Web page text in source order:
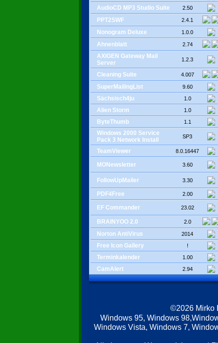
AudioCD MP3 Studio Suite 2.50
PPT2SWF 2.4.1
Nonogram Deluxe 1.0.0
Ahnenblatt 2.74
AXIGEN Gateway Mail
Server
1.2.3
Cleaning Suite 4.007
SuperMailingList 9.60
Sächsisch4ju 1.0
Alien Storm 1.0
ByteThumb 1.1
Windows 2000 Service
Pack 3 Network Install
SP3
TeamViewer 8.0.16447
MONewsletter 3.60
FollowUpMailer 3.30
PDF4Free 2.00
EF Commander 23.02
BRAINYOO 2.0 2.0
Norton AntiVirus 2014
Free Icon Gallery !
Terminkalender 1.00
CamAlert 2.94
©2026 Mirko
Windows 95, Windows
Windows Vista, Windows 7,